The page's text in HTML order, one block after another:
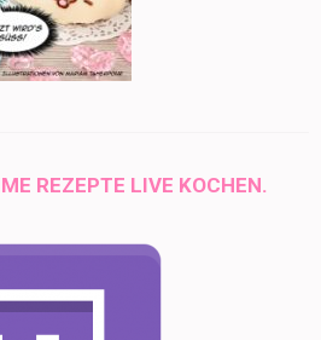
REZEPTE LIVE KOCHEN.